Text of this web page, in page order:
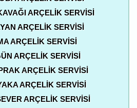
ARÇELIK SERVISI
ARÇELIK SERVISI
ARÇELIK SERVISI
ARÇELIK SERVISI
ARÇELIK SERVISI
ARÇELIK SERVISI
ARÇELIK SERVISI